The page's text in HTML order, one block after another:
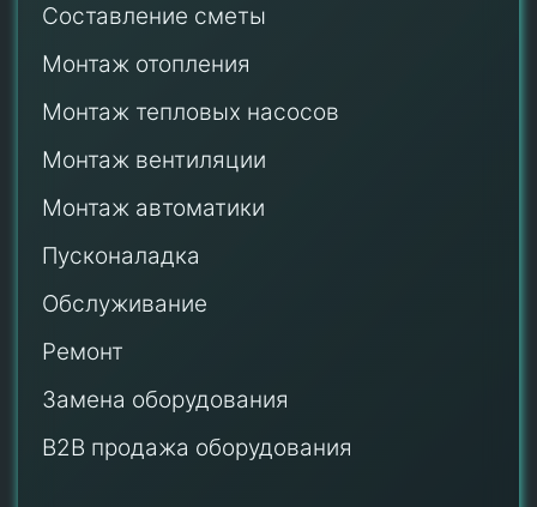
Составление сметы
Монтаж отопления
Монтаж тепловых насосов
Монтаж вентиляции
Монтаж автоматики
Пусконаладка
Обслуживание
Ремонт
Замена оборудования
B2B продажа оборудования